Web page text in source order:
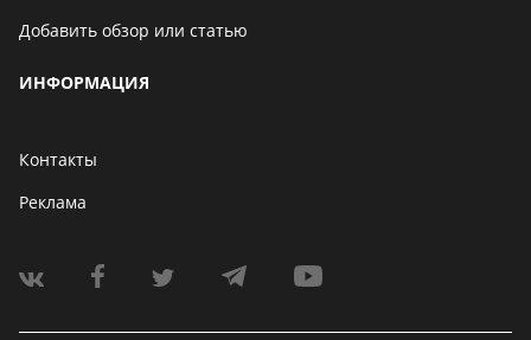
Добавить обзор или статью
ИНФОРМАЦИЯ
Контакты
Реклама